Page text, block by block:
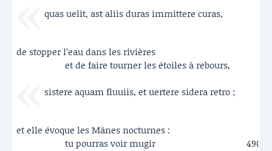
quas uelit, ast aliis duras immittere curas,
de stopper l’eau dans les rivières
et de faire tourner les étoiles à rebours,
sistere aquam fluuiis, et uertere sidera retro ;
et elle évoque les Mânes nocturnes :
tu pourras voir mugir
490